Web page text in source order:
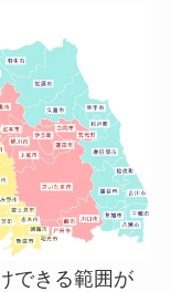
できる範囲が